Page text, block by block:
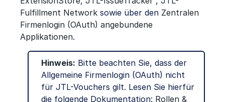
Fulfillment Network sowie über den Zentralen
Firmenlogin (OAuth) angebundene
Applikationen.
Hinweis: Bitte beachten Sie, dass der
Allgemeine Firmenlogin (OAuth) nicht
für JTL-Vouchers gilt. Lesen Sie hierfür
die folgende Dokumentation: Rollen &